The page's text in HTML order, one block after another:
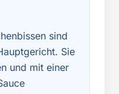
sind
Sie
und mit einer